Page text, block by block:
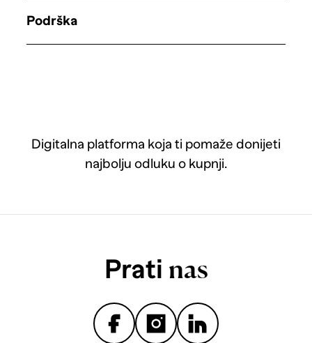
Digitalna platforma koja ti pomaže donijeti
najbolju odluku o kupnji.
Podrška
Prati nas